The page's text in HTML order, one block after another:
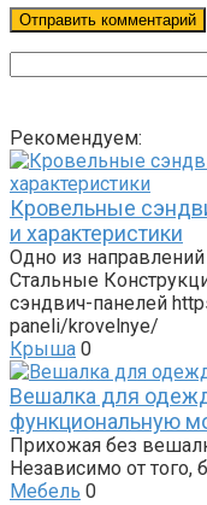
Рекомендуем:
Кровельные
и характеристики
Одно из
Стальные
сэндвич-панелей
paneli/krovelnye/
Крыша 0
Вешалка для
функциональную
Прихожая без
Независимо от того,
Мебель 0